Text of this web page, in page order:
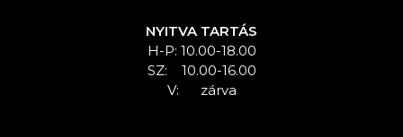
NYITVA TARTÁS
H-P: 10.00-18.00
SZ: 10.00-16.00
V: zárva